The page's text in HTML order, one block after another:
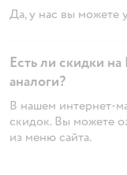
Да, у нас вы можете
Есть ли скидки
аналоги?
В нашем интернет-
скидок. Вы можете
из меню сайта.